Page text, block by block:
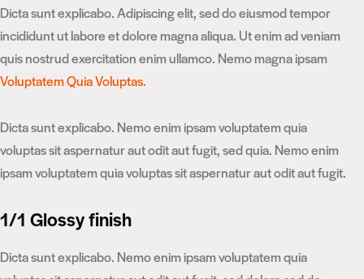
Dicta sunt explicabo. Adipiscing elit, sed do eiusmod tempor
incididunt ut labore et dolore magna aliqua. Ut enim ad veniam
quis nostrud exercitation enim ullamco. Nemo magna ipsam
Voluptatem Quia Voluptas.
Dicta sunt explicabo. Nemo enim ipsam voluptatem quia
voluptas sit aspernatur aut odit aut fugit, sed quia. Nemo enim
ipsam voluptatem quia voluptas sit aspernatur aut odit aut fugit.
1/1 Glossy finish
Dicta sunt explicabo. Nemo enim ipsam voluptatem quia